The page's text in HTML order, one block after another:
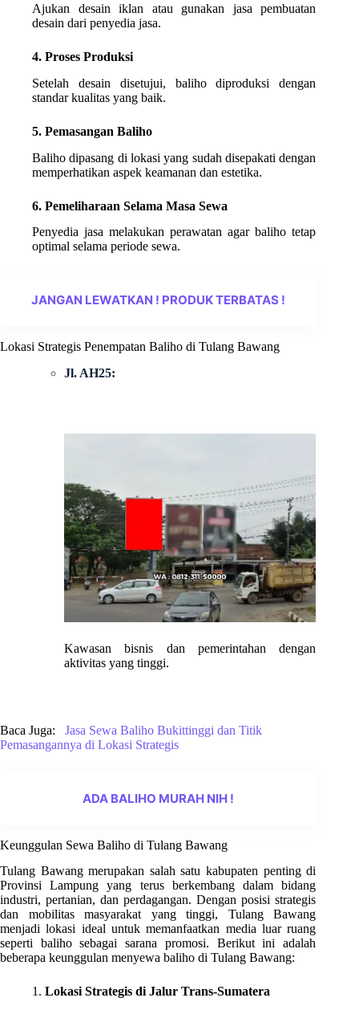
Ajukan desain iklan atau gunakan jasa pembuatan
desain dari penyedia jasa.
4. Proses Produksi
Setelah desain disetujui, baliho diproduksi dengan
standar kualitas yang baik.
5. Pemasangan Baliho
Baliho dipasang di lokasi yang sudah disepakati dengan
memperhatikan aspek keamanan dan estetika.
6. Pemeliharaan Selama Masa Sewa
Penyedia jasa melakukan perawatan agar baliho tetap
optimal selama periode sewa.
JANGAN LEWATKAN ! PRODUK TERBATAS !
Lokasi Strategis Penempatan Baliho di Tulang Bawang
Jl. AH25:
Kawasan bisnis dan pemerintahan dengan
aktivitas yang tinggi.
Baca Juga: Jasa Sewa Baliho Bukittinggi dan Titik
Pemasangannya di Lokasi Strategis
ADA BALIHO MURAH NIH !
Keunggulan Sewa Baliho di Tulang Bawang
Tulang Bawang merupakan salah satu kabupaten penting di
Provinsi Lampung yang terus berkembang dalam bidang
industri, pertanian, dan perdagangan. Dengan posisi strategis
dan mobilitas masyarakat yang tinggi, Tulang Bawang
menjadi lokasi ideal untuk memanfaatkan media luar ruang
seperti baliho sebagai sarana promosi. Berikut ini adalah
beberapa keunggulan menyewa baliho di Tulang Bawang:
1. Lokasi Strategis di Jalur Trans-Sumatera